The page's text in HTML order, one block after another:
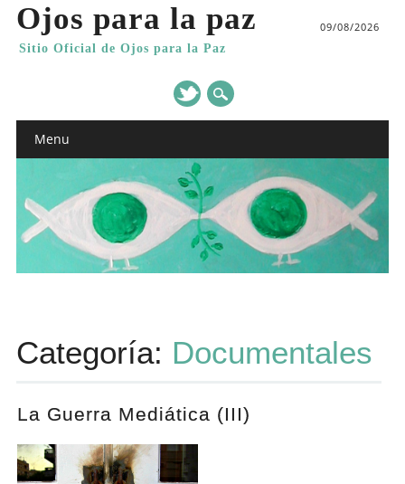
Ojos para la paz
Sitio Oficial de Ojos para la Paz
09/08/2026
Main menu
Menu
Categoría: Documentales
La Guerra Mediática (III)